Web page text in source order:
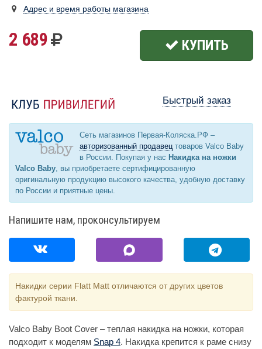
Адрес и время работы магазина
2 689 КУПИТЬ
Быстрый заказ
Сеть магазинов Первая-Коляска.РФ –
авторизованный продавецтоваров Valco Baby
в России. Покупая у нас Накидка на ножки
Valco Baby, вы приобретаете сертифицированную
оригинальную продукцию высокого качества, удобную доставку
по России и приятные цены.
Напишите нам, проконсультируем
Накидки серии Flatt Matt отличаются от других цветов
фактурой ткани.
Valco Baby Boot Cover – теплая накидка на ножки, которая
подходит к моделям Snap 4. Накидка крепится к раме снизу